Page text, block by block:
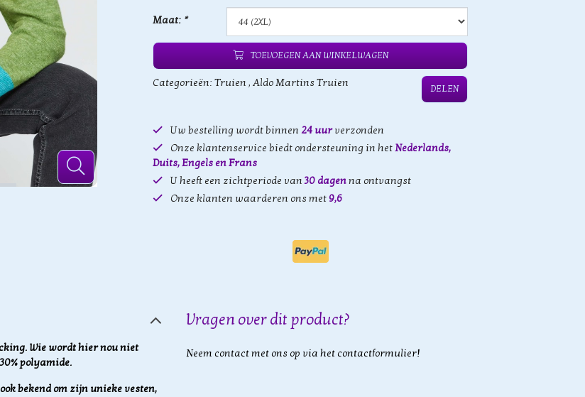
Maat: *
TOEVOEGEN AAN WINKELWAGEN
Categorieën: Truien , Aldo Martins Truien DELEN
Uw bestelling wordt binnen 24 uurverzonden
Onze klantenservice biedt ondersteuning in hetNederlands,
Duits, Engels en Frans
U heeft een zichtperiode van30 dagenna ontvangst
Onze klanten waarderen ons met 9,6
Wie wordt hier nou niet
polyamide.
bekend om zijn unieke vesten,
Vragen over dit product?
Neem contact met ons op via het contactformulier!